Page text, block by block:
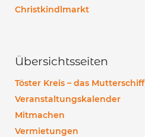
Christkindlmarkt
Übersichtsseiten
Töster Kreis – das Mutterschiff
Veranstaltungskalender
Mitmachen
Vermietungen